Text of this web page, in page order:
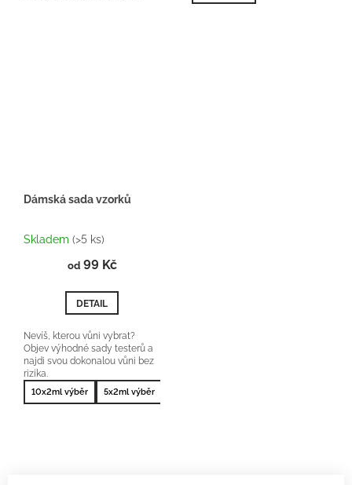
Dámská sada vzorků
hodnocení
je
z
5
Skladem (>5 ks)
od99 Kč
DETAIL
Nevíš, kterou vůni vybrat?
Objev výhodné sady testerů a
najdi svou dokonalou vůni bez
rizika.
10x2ml výběr 5x2ml výběr